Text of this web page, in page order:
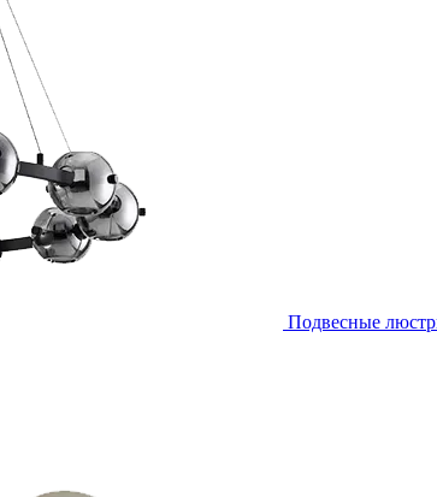
Подвесные